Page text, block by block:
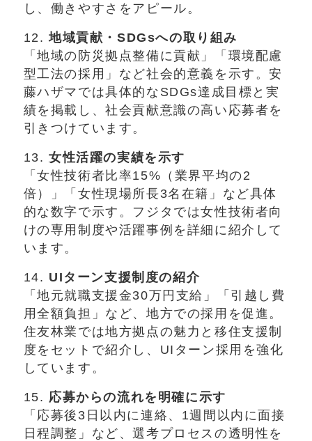
し、働きやすさをアピール。
12.地域貢献・SDGsへの取り組み
「地域の防災拠点整備に貢献」「環境配慮
型工法の採用」など社会的意義を示す。安
藤ハザマでは具体的なSDGs達成目標と実
績を掲載し、社会貢献意識の高い応募者を
引きつけています。
13. 女性活躍の実績を示す
「女性技術者比率15%（業界平均の2
倍）」「女性現場所長3名在籍」など具体
的な数字で示す。フジタでは女性技術者向
けの専用制度や活躍事例を詳細に紹介して
います。
14. UIターン支援制度の紹介
「地元就職支援金30万円支給」「引越し費
用全額負担」など、地方での採用を促進。
住友林業では地方拠点の魅力と移住支援制
度をセットで紹介し、UIターン採用を強化
しています。
15. 応募からの流れを明確に示す
「応募後3日以内に連絡、1週間以内に面接
日程調整」など、選考プロセスの透明性を